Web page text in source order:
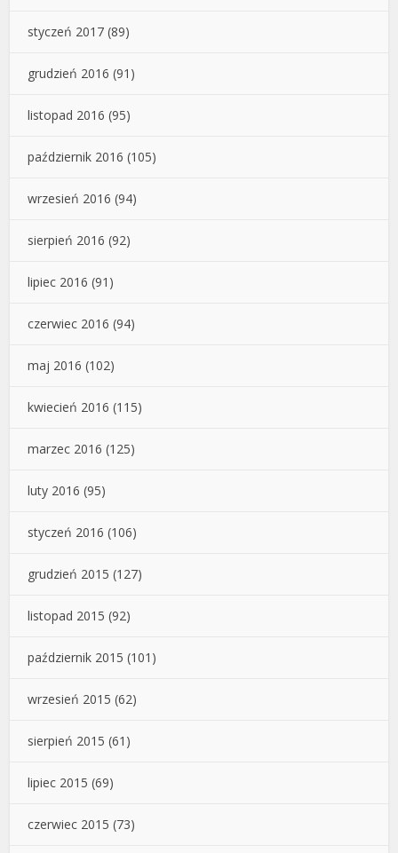
styczeń 2017 (89)
grudzień 2016 (91)
listopad 2016 (95)
październik 2016 (105)
wrzesień 2016 (94)
sierpień 2016 (92)
lipiec 2016 (91)
czerwiec 2016 (94)
maj 2016 (102)
kwiecień 2016 (115)
marzec 2016 (125)
luty 2016 (95)
styczeń 2016 (106)
grudzień 2015 (127)
listopad 2015 (92)
październik 2015 (101)
wrzesień 2015 (62)
sierpień 2015 (61)
lipiec 2015 (69)
czerwiec 2015 (73)